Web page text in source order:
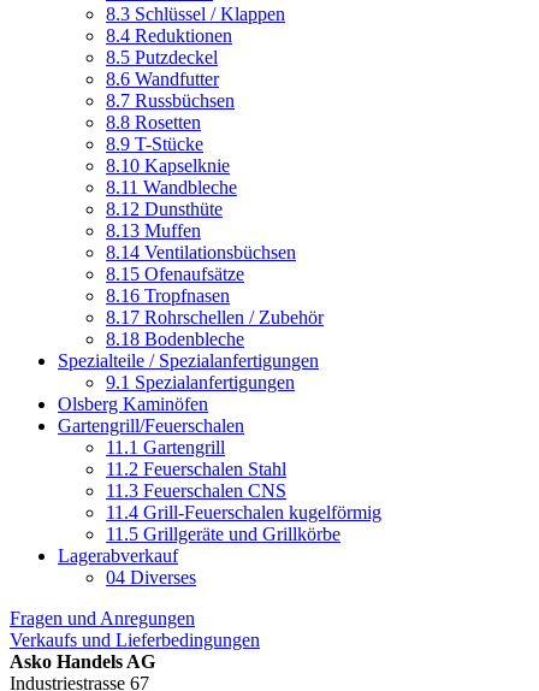
8.3 Schlüssel / Klappen
8.4 Reduktionen
8.5 Putzdeckel
8.6 Wandfutter
8.7 Russbüchsen
8.8 Rosetten
8.9 T-Stücke
8.10 Kapselknie
8.11 Wandbleche
8.12 Dunsthüte
8.13 Muffen
8.14 Ventilationsbüchsen
8.15 Ofenaufsätze
8.16 Tropfnasen
8.17 Rohrschellen / Zubehör
8.18 Bodenbleche
Spezialteile / Spezialanfertigungen
9.1 Spezialanfertigungen
Olsberg Kaminöfen
Gartengrill/Feuerschalen
11.1 Gartengrill
11.2 Feuerschalen Stahl
11.3 Feuerschalen CNS
11.4 Grill-Feuerschalen kugelförmig
11.5 Grillgeräte und Grillkörbe
Lagerabverkauf
04 Diverses
Fragen und Anregungen
Verkaufs und Lieferbedingungen
Asko Handels AG
Industriestrasse 67